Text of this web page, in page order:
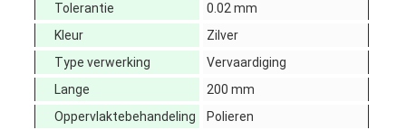
Tolerantie
0.02 mm
Kleur
Zilver
Type verwerking
Vervaardiging
Lange
200 mm
Oppervlaktebehandeling
Polieren